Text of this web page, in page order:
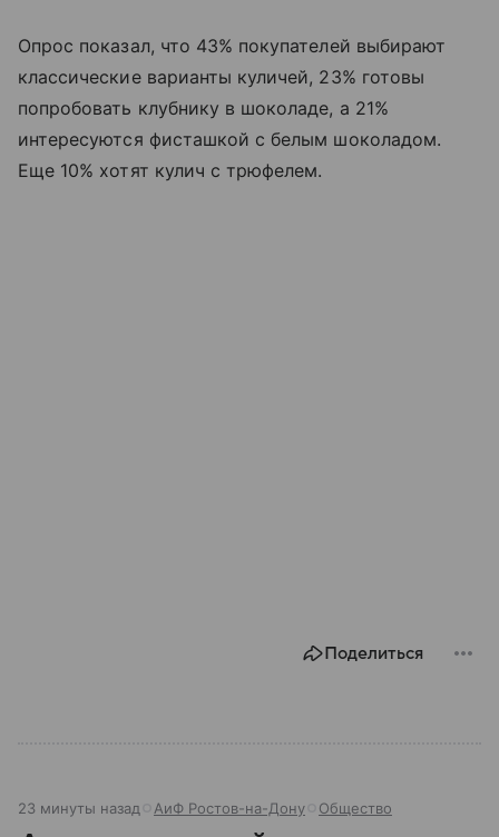
Опрос показал, что 43% покупателей выбирают
классические варианты куличей, 23% готовы
попробовать клубнику в шоколаде, а 21%
интересуются фисташкой с белым шоколадом.
Еще 10% хотят кулич с трюфелем.
Поделиться
23 минуты назад АиФ Ростов-на-Дону Общество